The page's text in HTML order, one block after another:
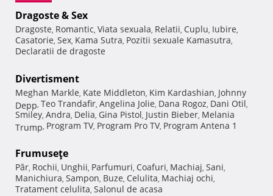
Dragoste & Sex
Dragoste, Romantic, Viata sexuala, Relatii, Cuplu, Iubire,
Casatorie, Sex, Kama Sutra, Pozitii sexuale Kamasutra,
Declaratii de dragoste
Divertisment
Meghan Markle, Kate Middleton, Kim Kardashian, Johnny
Depp, Teo Trandafir, Angelina Jolie, Dana Rogoz, Dani Otil,
Smiley, Andra, Delia, Gina Pistol, Justin Bieber, Melania
Trump, Program TV, Program Pro TV, Program Antena 1
Frumuseţe
Păr, Rochii, Unghii, Parfumuri, Coafuri, Machiaj, Sani,
Manichiura, Sampon, Buze, Celulita, Machiaj ochi,
Tratament celulita, Salonul de acasa